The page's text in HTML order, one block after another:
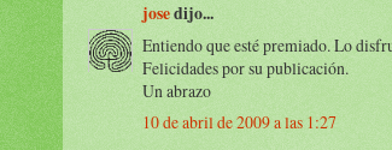
josedijo...
Entiendo que esté premiado. Lo
Felicidades por su publicación.
Un abrazo
10 de abril de 2009 a las 1:27